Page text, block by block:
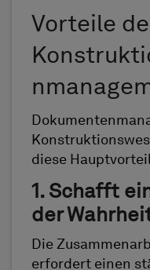
Vorteile
diese
1. Schafft
der
Die
erfordert einen